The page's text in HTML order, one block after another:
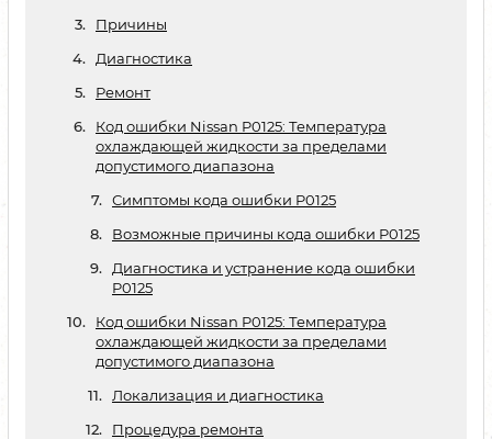
Причины
Диагностика
Ремонт
Код ошибки Nissan P0125: Температура
охлаждающей жидкости за пределами
допустимого диапазона
Симптомы кода ошибки P0125
Возможные причины кода ошибки P0125
Диагностика и устранение кода ошибки
P0125
Код ошибки Nissan P0125: Температура
охлаждающей жидкости за пределами
допустимого диапазона
Локализация и диагностика
Процедура ремонта